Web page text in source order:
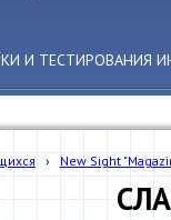
И ТЕСТИРОВАНИЯ
› New Sight